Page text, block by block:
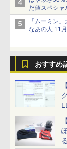
だ値スペシ
ねっと限定
「ムーミン
なあの人 11
おすすめ